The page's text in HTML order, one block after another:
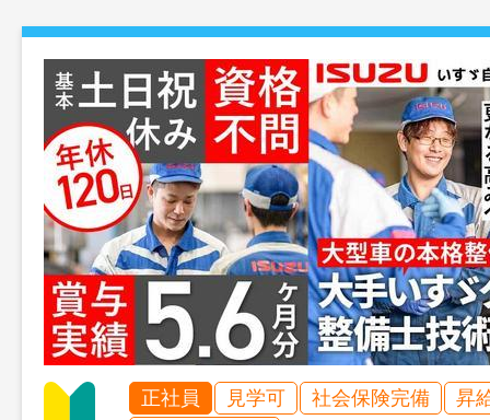
正社員 見学可 社会保険完備
昇